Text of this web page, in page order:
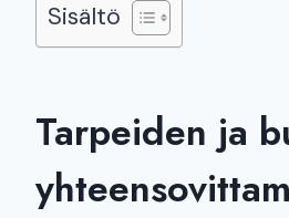
Sisältö
Tarpeiden ja